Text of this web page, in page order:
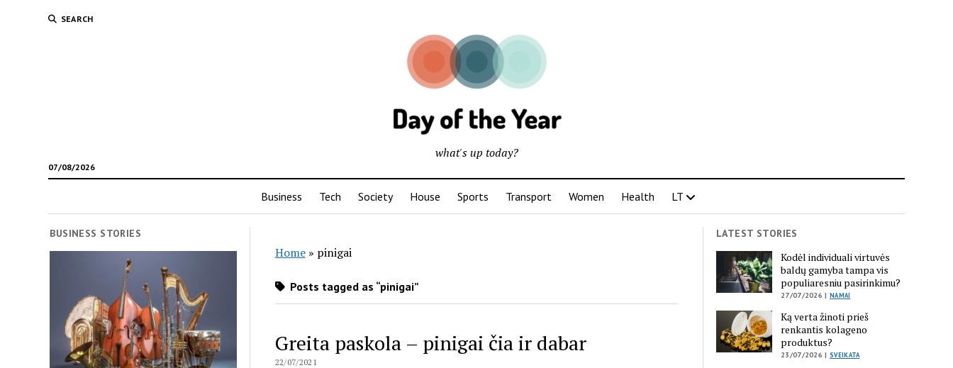
SEARCH
07/08/2026
what's up today?
Business Tech Society House Sports Transport Women Health LT
BUSINESS STORIES
Home» pinigai
Posts tagged as “pinigai”
Greita paskola – pinigai čia ir dabar
22/07/2021
LATEST STORIES
Kodėl individuali virtuvės
baldų gamyba tampa vis
populiaresniu pasirinkimu?
27/07/2026 | NAMAI
Ką verta žinoti prieš
renkantis kolageno
produktus?
23/07/2026 | SVEIKATA